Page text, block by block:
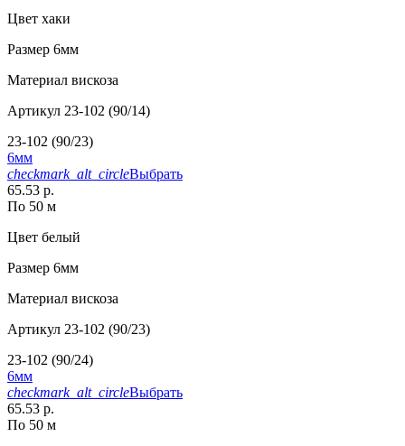
Цвет хаки
Размер 6мм
Материал вискоза
Артикул 23-102 (90/14)
23-102 (90/23)
6мм
checkmark_alt_circleВыбрать
65.53 р.
По 50 м
Цвет белый
Размер 6мм
Материал вискоза
Артикул 23-102 (90/23)
23-102 (90/24)
6мм
checkmark_alt_circleВыбрать
65.53 р.
По 50 м